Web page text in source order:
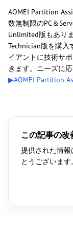
AOMEI Partition
数無制限のPC＆
Unlimited版もあり
Technician版を購
イアントに技術サ
きます。ニーズに
▶AOMEI Partition
この記事の改
提供された情
とうございます。